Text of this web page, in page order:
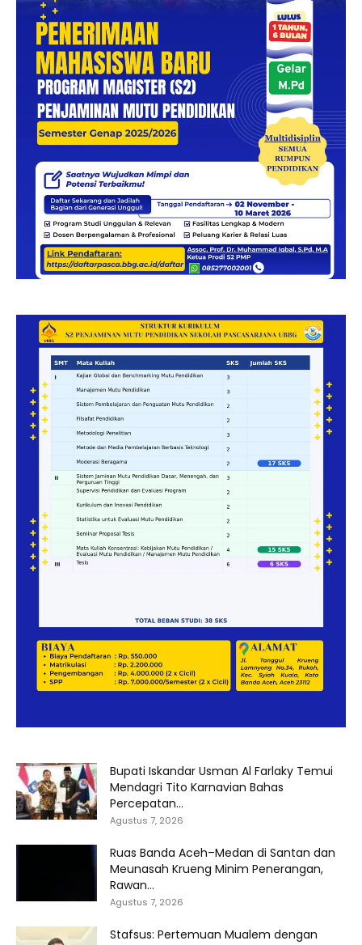
Bupati Iskandar Usman Al Farlaky Temui
Mendagri Tito Karnavian Bahas
Percepatan...
Agustus 7, 2026
Ruas Banda Aceh–Medan di Santan dan
Meunasah Krueng Minim Penerangan,
Rawan...
Agustus 7, 2026
Stafsus: Pertemuan Mualem dengan